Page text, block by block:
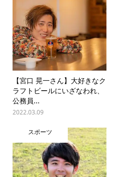
【宮口 晃一さん】大好きなク
ラフトビールにいざなわれ、
公務員...
2022.03.09
スポーツ